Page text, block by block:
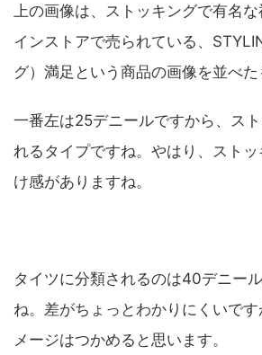
上の画像は、ストッキングで有名
インストアで売られている、
グ）満足という商品の画像を並べた
一番左は25デニールですから、ス
れるタイプですね。やはり、スト
け感がありますね。
タイツに分類されるのは40デニー
ね。差がちょっとわかりにくいで
メージはつかめると思います。